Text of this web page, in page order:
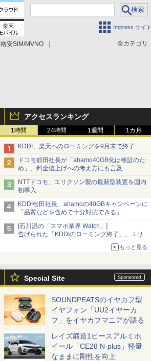
Impress サイト
全カテゴリ
格安SIM/MVNO
アクセスランキング
1時間 24時間 1週間 1カ月
KDDI、楽天へのローミングを9月末で終了
ドコモ前田社長が「ahamo40GB化は検証のた
め」、料金値上げへの考え方にも言及
NTTドコモ、エリクソン製の最新型装置を国内
初導入
KDDI松田社長、ahamoの40GBキャンペーンに
「品質などを含めて十分対抗できる」
[石川温の「スマホ業界 Watch」]
告げられた「KDDIのローミング終了」、エリア
マップの落とし穴と楽天モバイルの課題
もっと見る
Special Site
SOUNDPEATSのイヤカフ型
イヤフォン「UU2イヤーカ
フ」をイヤカフマニアが語る
レイズ鍛造1ピースアルミホ
イール「CE28 N-plus」軽量
なままに剛性を向上